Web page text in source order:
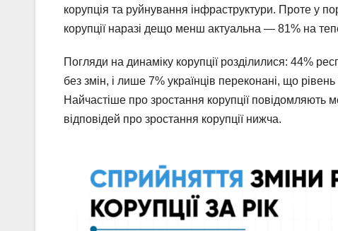
корупція та руйнування інфраструктури. Проте у
корупції наразі дещо менш актуальна — 81% на
Погляди на динаміку корупції розділилися: 44%
без змін, і лише 7% українців переконані, що
Найчастіше про зростання корупції повідомляють
відповідей про зростання корупції нижча.